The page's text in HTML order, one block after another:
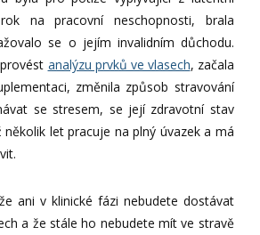
na pracovní neschopnosti, brala
se o jejím invalidním důchodu.
analýzu prvků ve vlasech, začala
změnila způsob stravování
se stresem, se její zdravotní stav
několik let pracuje na plný úvazek a má
ani v klinické fázi nebudete dostávat
a že stále ho nebudete mít ve stravě